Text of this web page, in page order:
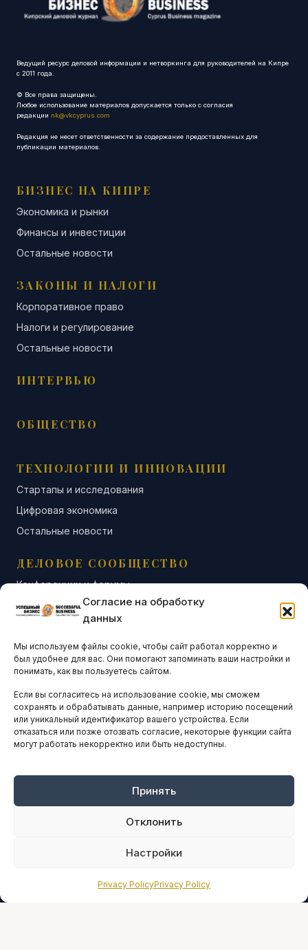
Согласие на обработку
данных
Мы используем файлы cookie, чтобы сайт работал корректно и
был удобнее для вас. Они помогают запоминать ваши настройки и
понимать, как вы пользуетесь сайтом.
Если вы согласитесь на использование cookie, мы сможем
сохранять и обрабатывать данные, например историю посещений
или уникальный идентификатор вашего устройства. Если
отказаться или позже отозвать согласие, некоторые функции сайта
могут работать некорректно или быть недоступны.
Принять
Отклонить
Настройки
Privacy PolicyPrivacy Policy
Ведущий ресурс деловой информации и нетворкинга для руководителей на Кипре
с 2011 года.
© Все права защищены.
Любое использование материалов допускается только с согласия
редакции nk@vkcyprus.com
Редакция не несет ответственности за содержание предоставленных для
публикации материалов.
БИЗНЕС НА КИПРЕ
Экономика и рынки
Финансы и инвестиции
Остальные новости
ЗАКОНЫ И НАЛОГИ
Корпоративное право
Налоги и регулирование
Остальные новости
ИНТЕРВЬЮ
ОБЩЕСТВО
ТЕХНОЛОГИИ И ИННОВАЦИИ
Стартапы и исследования
Цифровая экономика
Остальные новости
ДЕЛОВОЕ СООБЩЕСТВО
Конференции и форумы
Бизнес-клубы и ассоциации
Остальные новости
АНАЛИТИКА И СТАТИСТИКА
ARTICLES IN ENGLISH
НАВИГАЦИЯ
Оплата онлайн